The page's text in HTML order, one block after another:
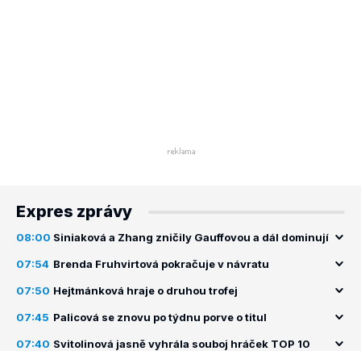
Expres zprávy
08:00 Siniaková a Zhang zničily Gauffovou a dál dominují
07:54 Brenda Fruhvirtová pokračuje v návratu
07:50 Hejtmánková hraje o druhou trofej
07:45 Palicová se znovu po týdnu porve o titul
07:40 Svitolinová jasně vyhrála souboj hráček TOP 10